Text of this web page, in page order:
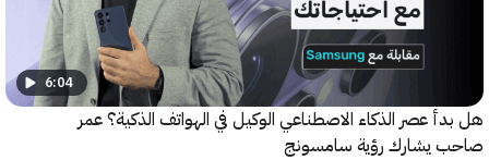
6:04
عصر الذكاء الاصطناعي الوكيل في الهواتف الذكية؟ عمر
رؤية سامسونج